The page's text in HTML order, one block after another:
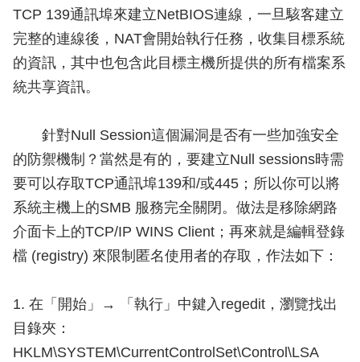
TCP 139通訊埠來建立NetBIOS連線，一旦駭客建立
完整的連線後，NAT會開始執行任務，收集目標系統
的資訊，其中也包含此目標主機所提供的所有檔案系
統共享資訊。
針對Null Session這個漏洞是否有一些加強安全
的防禦機制？當然是有的，要建立Null sessions時需
要可以存取TCP通訊埠139和/或445；所以你可以將
系統主機上的SMB 服務完全關閉。做法是移除網路
介面卡上的TCP/IP WINS Client；再來就是編輯登錄
檔 (registry) 來限制匿名使用者的存取，作法如下：
1. 在「開始」→ 「執行」中鍵入regedit，瀏覽找出
目錄夾：
HKLM\SYSTEM\CurrentControlSet\Control\LSA